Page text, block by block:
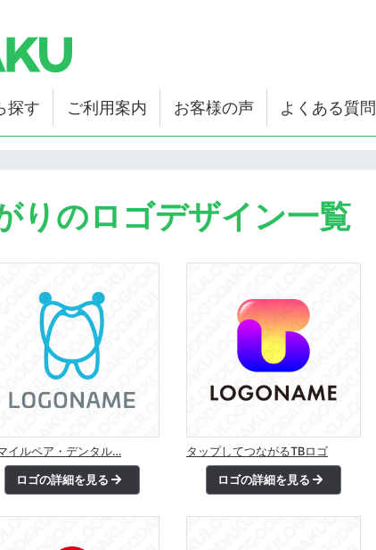
探す ご利用案内 お客様の声 よくある質問
りのロゴデザイン一覧
イルペア・デンタル…
ロゴの詳細を見る
タップしてつながるTBロゴ
ロゴの詳細を見る